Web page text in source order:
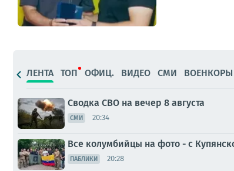
ЛЕНТА ТОП ОФИЦ. ВИДЕО СМИ ВОЕНКОРЫ
Сводка СВО на вечер 8 августа
СМИ 20:34
Все колумбийцы на фото - с
ПАБЛИКИ 20:28